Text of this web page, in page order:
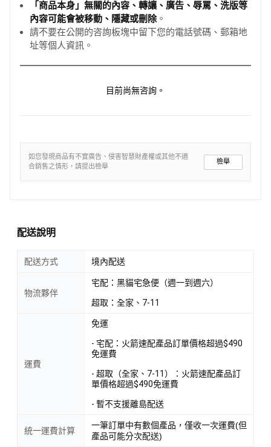
「商品本身」無關的內容、轉讓、廣告、辱罵、洗版等
內容可能會被移動、隱藏或刪除。
請不要在公開的咨詢板塊中留下您的電話號碼、郵箱地
址等個人資訊。
目前尚無咨詢。
如您發現商品有不實廣告、侵害智慧財產權或其他不適
合銷售之情形，請提出檢舉
檢舉
配送說明
配送方式 境內配送
物流夥伴
宅配：黑貓宅急便（週一到週六）
超取：全家、7-11
運費
免運
- 宅配：火箭速配產品訂單價格超過$490
免運費
- 超取（全家、7-11）：火箭速配產品訂
單價格超過$490免運費
- 暫不支援離島配送
統一運費計算
一筆訂單中有數個產品，僅收一次運費(但
產品可能分次配送)